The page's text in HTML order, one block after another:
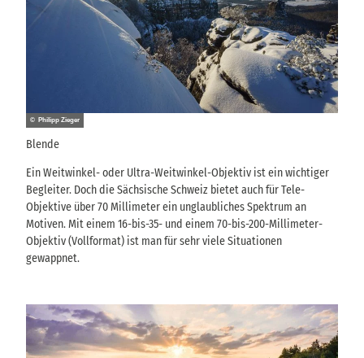
© Philipp Zieger
Blende
Ein Weitwinkel- oder Ultra-Weitwinkel-Objektiv ist ein wichtiger
Begleiter. Doch die Sächsische Schweiz bietet auch für Tele-
Objektive über 70 Millimeter ein unglaubliches Spektrum an
Motiven. Mit einem 16-bis-35- und einem 70-bis-200-Millimeter-
Objektiv (Vollformat) ist man für sehr viele Situationen
gewappnet.